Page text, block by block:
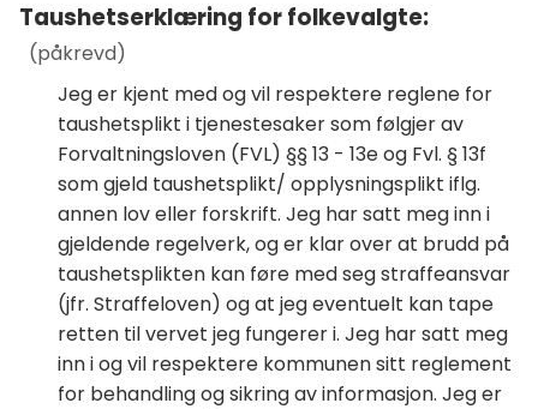
Taushetserklæring for folkevalgte:
(påkrevd)
Jeg er kjent med og vil respektere reglene for
taushetsplikt i tjenestesaker som følgjer av
Forvaltningsloven (FVL) §§ 13 - 13e og Fvl. § 13f
som gjeld taushetsplikt/ opplysningsplikt iflg.
annen lov eller forskrift. Jeg har satt meg inn i
gjeldende regelverk, og er klar over at brudd på
taushetsplikten kan føre med seg straffeansvar
(jfr. Straffeloven) og at jeg eventuelt kan tape
retten til vervet jeg fungerer i. Jeg har satt meg
inn i og vil respektere kommunen sitt reglement
for behandling og sikring av informasjon. Jeg er